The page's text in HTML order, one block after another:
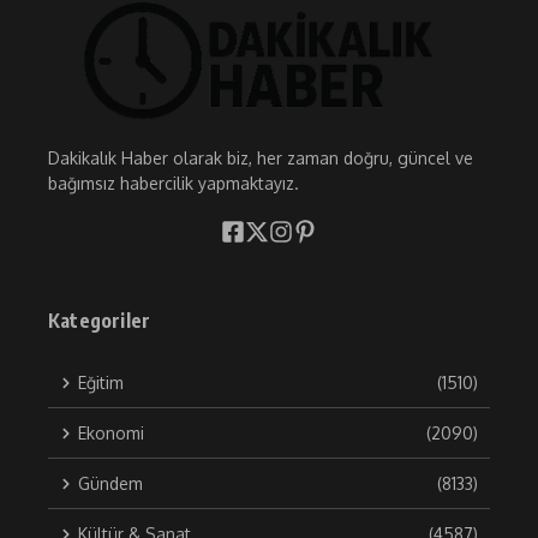
Dakikalık Haber olarak biz, her zaman doğru, güncel ve
bağımsız habercilik yapmaktayız.
Kategoriler
Eğitim (1510)
Ekonomi (2090)
Gündem (8133)